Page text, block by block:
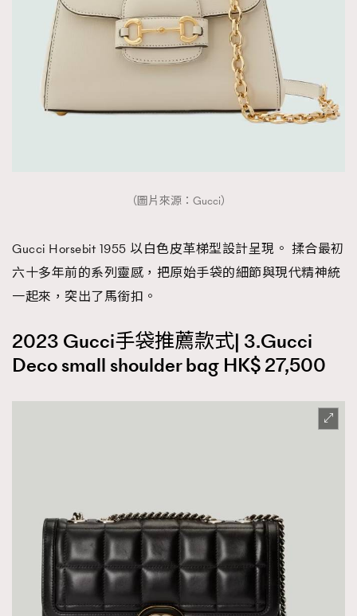
（圖片來源：Gucci）
Gucci Horsebit 1955 以白色皮革梯型設計呈現。 揉合最初
六十多年前的系列靈感，把原始手袋的細節與現代精神統
一起來，突出了馬銜扣。
2023 Gucci手袋推薦款式| 3.Gucci
Deco small shoulder bag HK$ 27,500